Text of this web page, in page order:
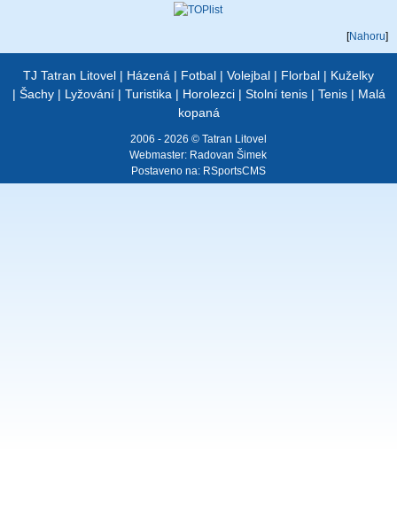
[Nahoru]
TJ Tatran Litovel | Házená | Fotbal | Volejbal | Florbal | Kuželky
| Šachy| Lyžování| Turistika | Horolezci| Stolní tenis| Tenis| Malá
kopaná
2006 - 2026 © Tatran Litovel
Webmaster: Radovan Šimek
Postaveno na: RSportsCMS